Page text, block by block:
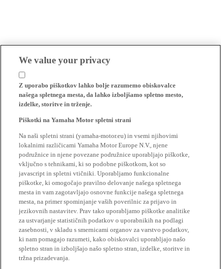
We value your privacy
Z uporabo piškotkov lahko bolje razumemo obiskovalce
našega spletnega mesta, da lahko izboljšamo spletno mesto,
izdelke, storitve in trženje.
Piškotki na Yamaha Motor spletni strani
Na naši spletni strani (yamaha-motor.eu) in vsemi njihovimi
lokalnimi različicami Yamaha Motor Europe N.V., njene
podružnice in njene povezane podružnice uporabljajo piškotke,
vključno s tehnikami, ki so podobne piškotkom, kot so
javascript in spletni vtičniki. Uporabljamo funkcionalne
piškotke, ki omogočajo pravilno delovanje našega spletnega
mesta in vam zagotavljajo osnovne funkcije našega spletnega
mesta, na primer spominjanje vaših poverilnic za prijavo in
jezikovnih nastavitev. Prav tako uporabljamo piškotke analitike
za ustvarjanje statističnih podatkov o uporabnikih na podlagi
zasebnosti, v skladu s smernicami organov za varstvo podatkov,
ki nam pomagajo razumeti, kako obiskovalci uporabljajo našo
spletno stran in izboljšajo našo spletno stran, izdelke, storitve in
tržna prizadevanja.